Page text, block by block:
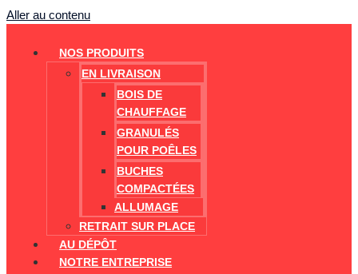
Aller au contenu
NOS PRODUITS
EN LIVRAISON
BOIS DE
CHAUFFAGE
GRANULÉS
POUR POÊLES
BUCHES
COMPACTÉES
ALLUMAGE
RETRAIT SUR PLACE
AU DÉPÔT
NOTRE ENTREPRISE